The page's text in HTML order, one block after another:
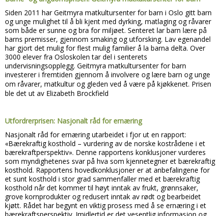
Siden 2011 har Geitmyra matkultursenter for barn i Oslo gitt barn
og unge mulighet til å bli kjent med dyrking, matlaging og råvarer
som både er sunne og bra for miljøet. Senteret lar barn lære på
barns premisser, gjennom smaking og utforsking. Lav egenandel
har gjort det mulig for flest mulig familier å la barna delta. Over
3000 elever fra Osloskolen tar del i senterets
undervisningsopplegg. Geitmyra matkultursenter for barn
investerer i fremtiden gjennom å involvere og lære barn og unge
om råvarer, matkultur og gleden ved å være på kjøkkenet. Prisen
ble det ut av Elizabeth Brockfield
Utfordrerprisen: Nasjonalt råd for ernæring
Nasjonalt råd for ernæring utarbeidet i fjor ut en rapport:
«Bærekraftig kosthold – vurdering av de norske kostrådene i et
bærekraftperspektiv». Denne rapportens konklusjoner vurderes
som myndighetenes svar på hva som kjennetegner et bærekraftig
kosthold. Rapportens hovedkonklusjoner er at anbefalingene for
et sunt kosthold i stor grad sammenfaller med et bærekraftig
kosthold når det kommer til høyt inntak av frukt, grønnsaker,
grove kornprodukter og redusert inntak av rødt og bearbeidet
kjøtt. Rådet har begynt en viktig prosess med å se ernæring i et